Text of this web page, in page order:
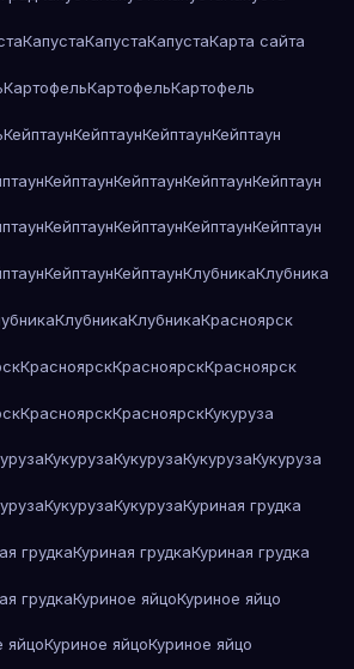
КапустаКапустаКапустаКарта сайта
КартофельКартофельКартофель
КейптаунКейптаунКейптаунКейптаун
КейптаунКейптаунКейптаунКейптаун
КейптаунКейптаунКейптаунКейптаун
КейптаунКейптаунКлубникаКлубника
КлубникаКлубникаКрасноярск
КрасноярскКрасноярскКрасноярск
КрасноярскКрасноярскКукуруза
КукурузаКукурузаКукурузаКукуруза
КукурузаКукурузаКуриная грудка
грудкаКуриная грудкаКуриная грудка
грудкаКуриное яйцоКуриное яйцо
яйцоКуриное яйцоКуриное яйцо